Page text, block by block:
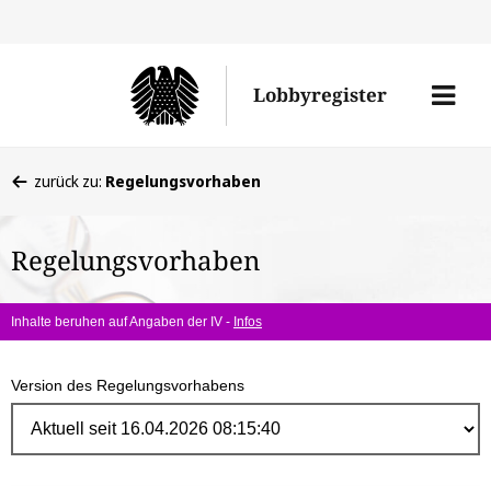
Lobbyregister
Menü
befinden
hier:
zurück zu: Regelungsvorhaben
Regelungsvorhaben
Inhalte beruhen auf Angaben der IV - Infos
Version des Regelungsvorhabens